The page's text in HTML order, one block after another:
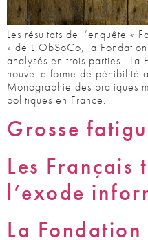
Les résultats de l’enquête «
» de L’ObSoCo, la
analysés en trois parties : La
nouvelle forme de pénibilité
Monographie des pratiques
politiques en France.
Grosse
Les Français
l’exode
La